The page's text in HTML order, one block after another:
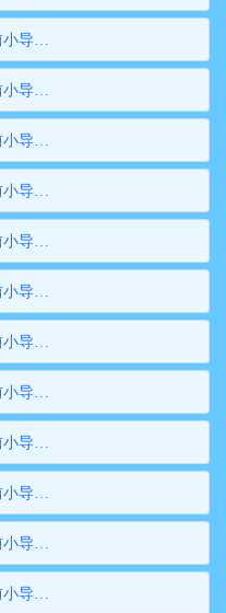
介休地质根管,介休钢花管,介休超前小导管,介休边坡支护管,介休钢管桩,介休隧道注浆管,介休管棚管
运城地质根管,运城钢花管,运城超前小导管,运城边坡支护管,运城钢管桩,运城隧道注浆管,运城管棚管
盐湖地质根管,盐湖钢花管,盐湖超前小导管,盐湖边坡支护管,盐湖钢管桩,盐湖隧道注浆管,盐湖管棚管
永济地质根管,永济钢花管,永济超前小导管,永济边坡支护管,永济钢管桩,永济隧道注浆管,永济管棚管
河津地质根管,河津钢花管,河津超前小导管,河津边坡支护管,河津钢管桩,河津隧道注浆管,河津管棚管
忻州地质根管,忻州钢花管,忻州超前小导管,忻州边坡支护管,忻州钢管桩,忻州隧道注浆管,忻州管棚管
忻府地质根管,忻府钢花管,忻府超前小导管,忻府边坡支护管,忻府钢管桩,忻府隧道注浆管,忻府管棚管
原平地质根管,原平钢花管,原平超前小导管,原平边坡支护管,原平钢管桩,原平隧道注浆管,原平管棚管
临汾地质根管,临汾钢花管,临汾超前小导管,临汾边坡支护管,临汾钢管桩,临汾隧道注浆管,临汾管棚管
尧都地质根管,尧都钢花管,尧都超前小导管,尧都边坡支护管,尧都钢管桩,尧都隧道注浆管,尧都管棚管
侯马地质根管,侯马钢花管,侯马超前小导管,侯马边坡支护管,侯马钢管桩,侯马隧道注浆管,侯马管棚管
霍州地质根管,霍州钢花管,霍州超前小导管,霍州边坡支护管,霍州钢管桩,霍州隧道注浆管,霍州管棚管